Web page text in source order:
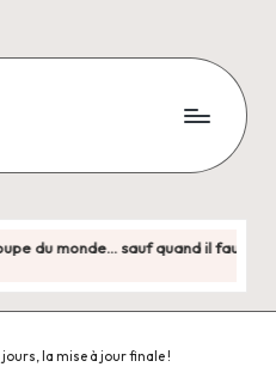
quand il faut vraiment y jouer
jours, la mise à jour finale !